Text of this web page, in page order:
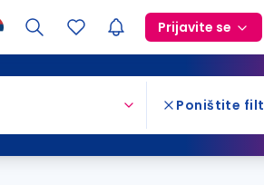
Prijavite se
Poništite